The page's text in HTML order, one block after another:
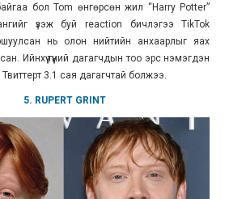
бол Тоm өнгөрсөн жил “Harry Potter”
үзэж буй reaction бичлэгээ TikTok
нь олон нийтийн анхаарлыг яах
Ийнхүү түүний дагагчдын тоо эрс нэмэгдэн
3.1 сая дагагчтай болжээ.
5. RUPERT GRINT